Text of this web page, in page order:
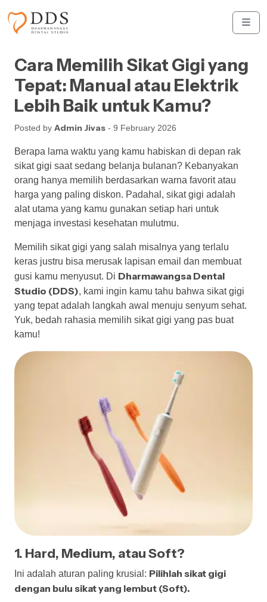
Cara Memilih Sikat Gigi yang
Tepat: Manual atau Elektrik
Lebih Baik untuk Kamu?
Posted by Admin Jivas - 9 February 2026
Berapa lama waktu yang kamu habiskan di depan rak
sikat gigi saat sedang belanja bulanan? Kebanyakan
orang hanya memilih berdasarkan warna favorit atau
harga yang paling diskon. Padahal, sikat gigi adalah
alat utama yang kamu gunakan setiap hari untuk
menjaga investasi kesehatan mulutmu.
Memilih sikat gigi yang salah misalnya yang terlalu
keras justru bisa merusak lapisan email dan membuat
gusi kamu menyusut. Di Dharmawangsa Dental
Studio (DDS), kami ingin kamu tahu bahwa sikat gigi
yang tepat adalah langkah awal menuju senyum sehat.
Yuk, bedah rahasia memilih sikat gigi yang pas buat
kamu!
1. Hard, Medium, atau Soft?
Ini adalah aturan paling krusial: Pilihlah sikat gigi
dengan bulu sikat yang lembut (Soft).